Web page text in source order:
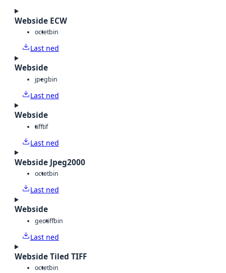
Webside ECW
octetbin
Last ned
Webside
jpegbin
Last ned
Webside
tifftif
Last ned
Webside Jpeg2000
octetbin
Last ned
Webside
geotiffbin
Last ned
Webside Tiled TIFF
octetbin